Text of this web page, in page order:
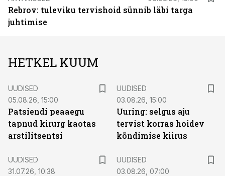
Rebrov: tuleviku tervishoid sünnib läbi targa
juhtimise
HETKEL KUUM
UUDISED
05.08.26, 15:00
Patsiendi peaaegu
tapnud kirurg kaotas
arstilitsentsi
UUDISED
03.08.26, 15:00
Uuring: selgus aju
tervist korras hoidev
kõndimise kiirus
UUDISED
31.07.26, 10:38
UUDISED
03.08.26, 07:00